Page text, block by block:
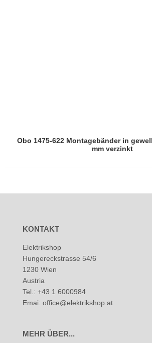
Obo 1475-622 Montagebänder in
mm verzinkt
KONTAKT
Elektrikshop
Hungereckstrasse 54/6
1230 Wien
Austria
Tel.: +43 1 6000984
Emai: office@elektrikshop.at
MEHR ÜBER...